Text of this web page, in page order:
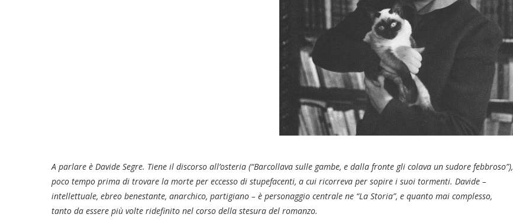
A parlare è Davide Segre. Tiene il discorso all’osteria (“Barcollava sulle gambe, e dalla fronte gli colava un sudore febbroso”),
poco tempo prima di trovare la morte per eccesso di stupefacenti, a cui ricorreva per sopire i suoi tormenti. Davide –
intellettuale, ebreo benestante, anarchico, partigiano – è personaggio centrale ne “La Storia”, e quanto mai complesso,
tanto da essere più volte ridefinito nel corso della stesura del romanzo.